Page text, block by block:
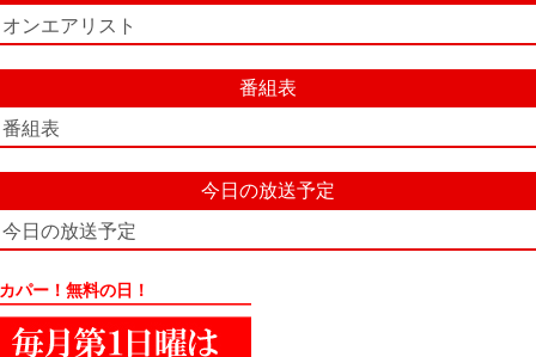
オンエアリスト
番組表
番組表
今日の放送予定
今日の放送予定
パー！無料の日！